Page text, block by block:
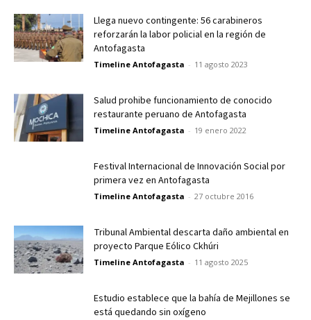
Llega nuevo contingente: 56 carabineros
reforzarán la labor policial en la región de
Antofagasta
Timeline Antofagasta - 11 agosto 2023
Salud prohibe funcionamiento de conocido
restaurante peruano de Antofagasta
Timeline Antofagasta - 19 enero 2022
Festival Internacional de Innovación Social por
primera vez en Antofagasta
Timeline Antofagasta - 27 octubre 2016
Tribunal Ambiental descarta daño ambiental en
proyecto Parque Eólico Ckhúri
Timeline Antofagasta - 11 agosto 2025
Estudio establece que la bahía de Mejillones se
está quedando sin oxígeno